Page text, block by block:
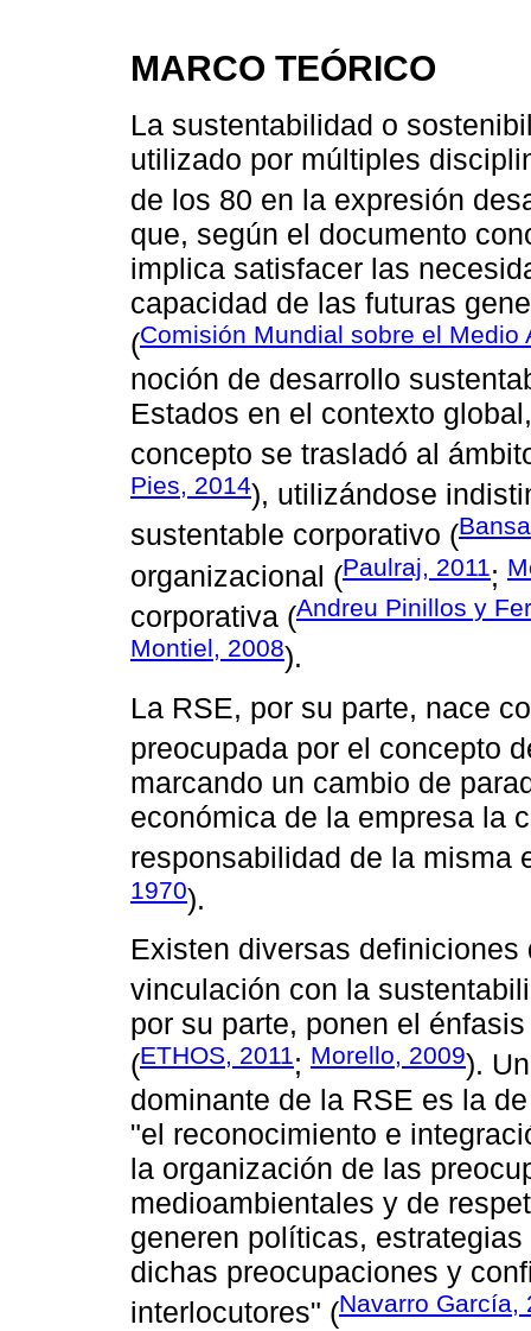
MARCO TEÓRICO
La sustentabilidad o
utilizado por múltiples
de los 80 en la expresión
que, según el documento
implica satisfacer las
capacidad de las futuras
(Comisión Mundial sobre el
noción de desarrollo
Estados en el contexto
concepto se trasladó al
Pies, 2014), utilizándose
sustentable corporativo (
organizacional (Paulraj, 2011;
corporativa (Andreu Pinillos y
Montiel, 2008).
La RSE, por su parte, nace
preocupada por el concepto
marcando un cambio de
económica de la empresa la
responsabilidad de la misma
1970).
Existen diversas
vinculación con la
por su parte, ponen el
(ETHOS, 2011; Morello, 2009).
dominante de la RSE es la
"el reconocimiento e
la organización de las
medioambientales y de
generen políticas,
dichas preocupaciones y
interlocutores" (Navarro García,